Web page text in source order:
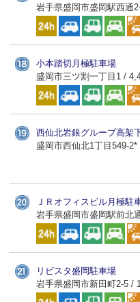
岩手県盛岡市盛岡駅西通
小本踏切月極駐車場
盛岡市三ツ割一丁目1 /
西仙北岩銀グループ高架
盛岡市西仙北1丁目549-
ＪＲオフィスビル月極駐
岩手県盛岡市盛岡駅前北
リビスタ盛岡駐車場
岩手県盛岡市新田町2-5 /